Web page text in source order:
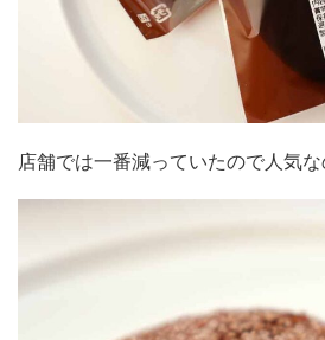
店舗では一番減っていたので人気